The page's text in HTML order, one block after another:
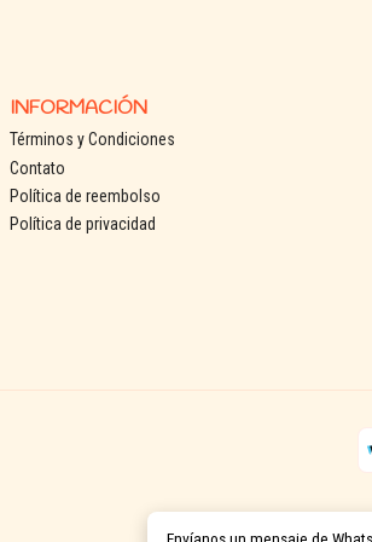
INFORMACIÓN
Términos y Condiciones
Contato
Política de reembolso
Política de privacidad